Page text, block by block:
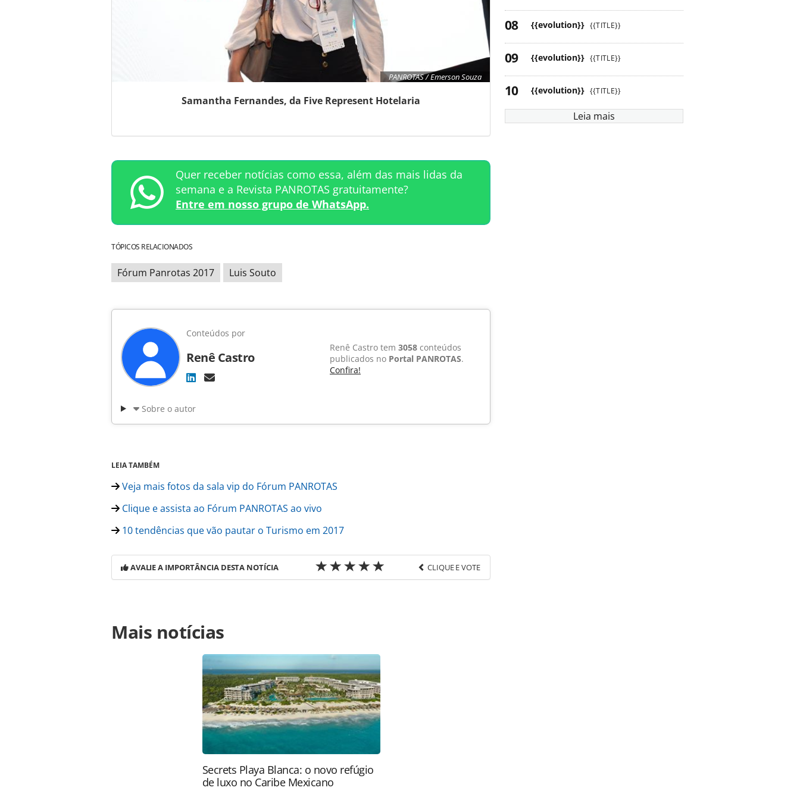
PANROTAS / Emerson Souza
Samantha Fernandes, da Five Represent Hotelaria
Quer receber notícias como essa, além das mais lidas da
semana e a Revista PANROTAS gratuitamente?
Entre em nosso grupo de WhatsApp.
TÓPICOS RELACIONADOS
Fórum Panrotas 2017 Luis Souto
Conteúdos por
Renê Castro
Renê Castro tem 3058 conteúdos
publicados no Portal PANROTAS.
Confira!
Sobre o autor
LEIA TAMBÉM
Veja mais fotos da sala vip do Fórum PANROTAS
Clique e assista ao Fórum PANROTAS ao vivo
10 tendências que vão pautar o Turismo em 2017
AVALIE A IMPORTÂNCIA DESTA NOTÍCIA CLIQUE E VOTE
https://www.panrotas.com.br/noticia-turismo/eventos/2017/03/forum-panrotas-
recomeca-apos-almoco-fotos_144963.html ou as ferramentas oferecidas na página.
Todo o conteúdo produzido pela PANROTAS Editora é protegido pela legislação
brasileira sobre direito autoral. Não reproduza o conteúdo sem autorização da
PANROTAS Editora (copyright@panrotas.com.br).
Mais notícias
Secrets Playa Blanca: o novo refúgio
de luxo no Caribe Mexicano
{{evolution}} {{TITLE}}
{{evolution}} {{TITLE}}
{{evolution}} {{TITLE}}
Leia mais